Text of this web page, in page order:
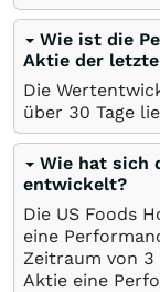
Wie ist die
Aktie der
Die
über 30 Tage
Wie hat sich
entwickelt?
Die US Foods
eine
Zeitraum von 3
Aktie eine